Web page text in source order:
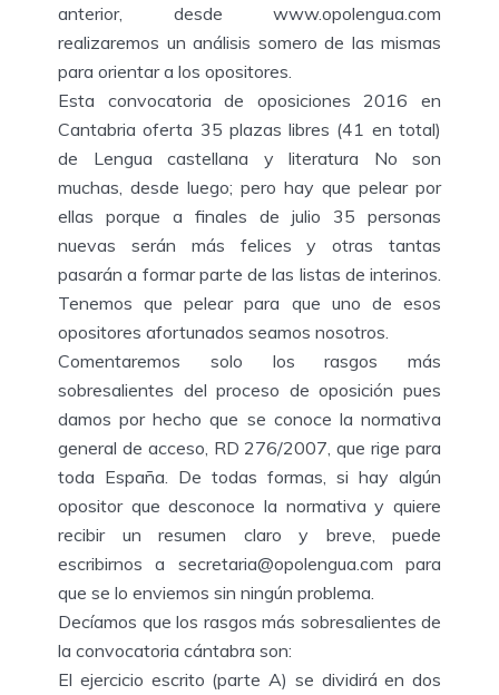
anterior, desde www.opolengua.com
realizaremos un análisis somero de las mismas
para orientar a los opositores.
Esta convocatoria de oposiciones 2016 en
Cantabria oferta 35 plazas libres (41 en total)
de Lengua castellana y literatura No son
muchas, desde luego; pero hay que pelear por
ellas porque a finales de julio 35 personas
nuevas serán más felices y otras tantas
pasarán a formar parte de las listas de interinos.
Tenemos que pelear para que uno de esos
opositores afortunados seamos nosotros.
Comentaremos solo los rasgos más
sobresalientes del proceso de oposición pues
damos por hecho que se conoce la normativa
general de acceso, RD 276/2007, que rige para
toda España. De todas formas, si hay algún
opositor que desconoce la normativa y quiere
recibir un resumen claro y breve, puede
escribirnos a secretaria@opolengua.com para
que se lo enviemos sin ningún problema.
Decíamos que los rasgos más sobresalientes de
la convocatoria cántabra son:
El ejercicio escrito (parte A) se dividirá en dos